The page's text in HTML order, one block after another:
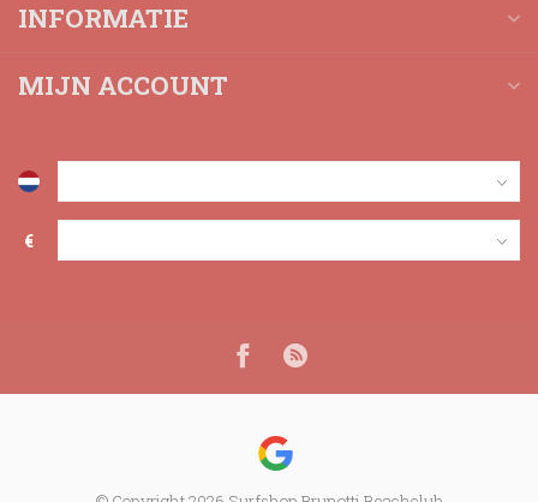
INFORMATIE
MIJN ACCOUNT
€